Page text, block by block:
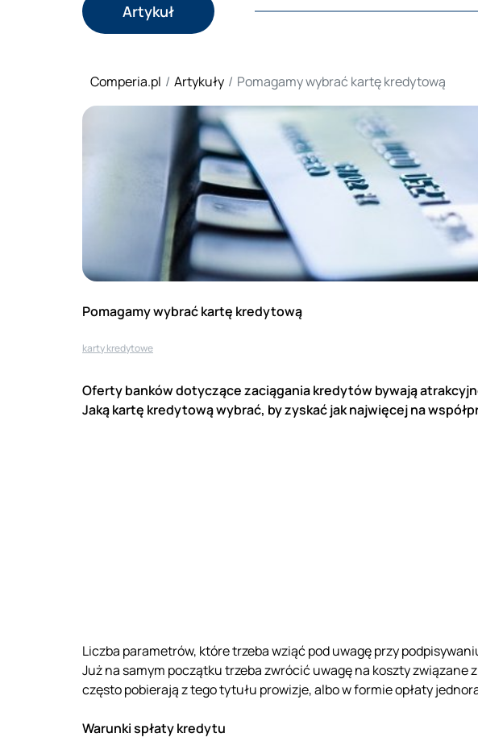
Artykuł
Comperia.pl Artykuły Pomagamy wybrać kartę kredytową
Pomagamy wybrać kartę kredytową
karty kredytowe
Oferty banków dotyczące zaciągania kredytów bywają
Jaką kartę kredytową wybrać, by zyskać jak najwięcej na
Liczba parametrów, które trzeba wziąć pod uwagę przy
Już na samym początku trzeba zwrócić uwagę na koszty związane
często pobierają z tego tytułu prowizje, albo w formie opłaty
Warunki spłaty kredytu